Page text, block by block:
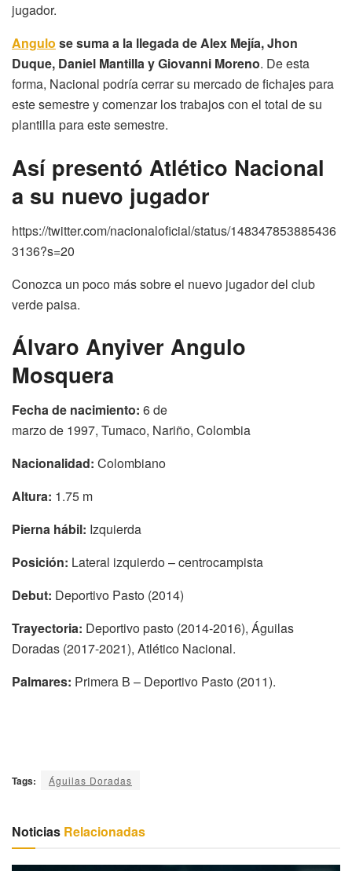
jugador.
Angulo se suma a la llegada de Alex Mejía, Jhon
Duque, Daniel Mantilla y Giovanni Moreno. De esta
forma, Nacional podría cerrar su mercado de fichajes para
este semestre y comenzar los trabajos con el total de su
plantilla para este semestre.
Así presentó Atlético Nacional
a su nuevo jugador
https://twitter.com/nacionaloficial/status/148347853885436
3136?s=20
Conozca un poco más sobre el nuevo jugador del club
verde paisa.
Álvaro Anyiver Angulo
Mosquera
Fecha de nacimiento: 6 de
marzo de 1997, Tumaco, Nariño, Colombia
Nacionalidad: Colombiano
Altura: 1.75 m
Pierna hábil: Izquierda
Posición: Lateral izquierdo – centrocampista
Debut: Deportivo Pasto (2014)
Trayectoria: Deportivo pasto (2014-2016), Águilas
Doradas (2017-2021), Atlético Nacional.
Palmares: Primera B – Deportivo Pasto (2011).
Tags: Águilas Doradas
Noticias Relacionadas